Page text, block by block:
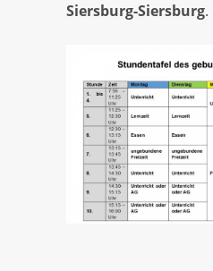
Siersburg-Siersburg.